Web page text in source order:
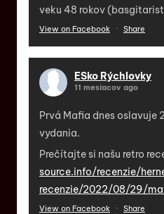
veku 48 rokov
View on Facebook · Share
ESko Rýchlovky
11 mesiacov ago
Prvá Mafia dnes oslavuje
vydania.
Prečítajte si našu retro
source.info/recenzie/
recenzie/2022/08/29/
View on Facebook · Share